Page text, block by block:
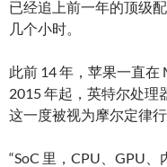
已经追上前一年的顶级
几个小时。
此前 14 年，苹果一直在
2015 年起，英特尔处理
这一度被视为摩尔定律
“SoC 里，CPU、GPU